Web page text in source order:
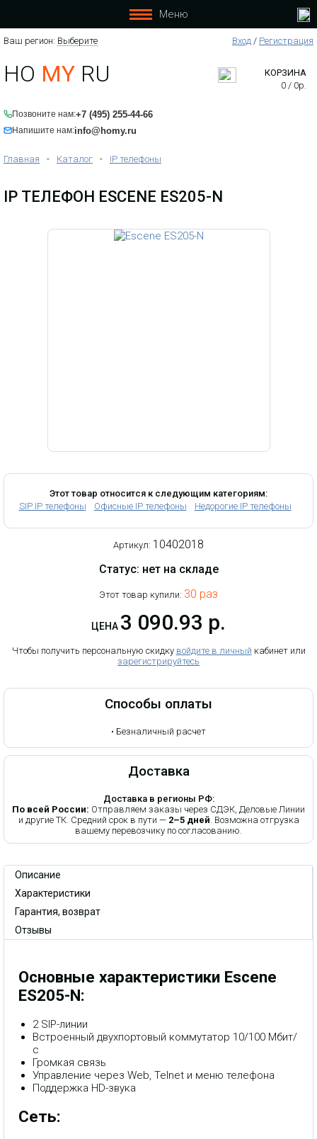
Меню
Ваш регион: Выберите Вход / Регистрация
HO MY RU
Позвоните нам:+7 (495) 255-44-66
Напишите нам:info@homy.ru
КОРЗИНА
0 / 0р.
Главная - Каталог - IP телефоны
IP ТЕЛЕФОН ESCENE ES205-N
Этот товар относится к следующим категориям:
SIP IP телефоны
Офисные IP телефоны Недорогие IP телефоны
Артикул: 10402018
Статус: нет на складе
Этот товар купили: 30 раз
ЦЕНА 3 090.93 р.
Чтобы получить персональную скидку войдите в личный кабинет или
зарегистрируйтесь
Способы оплаты
• Безналичный расчет
Доставка
Доставка в регионы РФ:
По всей России: Отправляем заказы через СДЭК, Деловые Линии
и другие ТК. Средний срок в пути — 2–5 дней. Возможна отгрузка
вашему перевозчику по согласованию.
Описание
Характеристики
Гарантия, возврат
Отзывы
Основные характеристики Escene
ES205-N:
2 SIP-линии
Встроенный двухпортовый коммутатор 10/100 Мбит/
с
Громкая связь
Управление через Web, Telnet и меню телефона
Поддержка HD-звука
Сеть: